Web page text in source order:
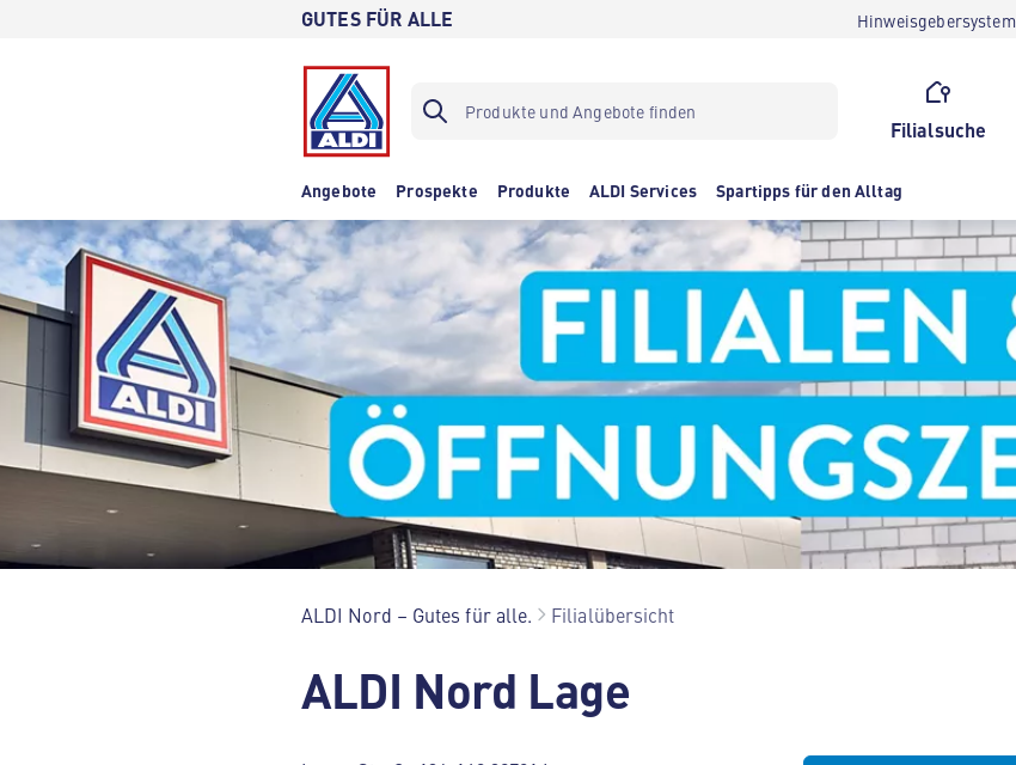
GUTES FÜR ALLE Hinweisgebersystem
Filialsuche
Angebote Prospekte Produkte ALDI Services Spartipps für den Alltag
ALDI Nord – Gutes für alle. Filialübersicht
ALDI Nord Lage